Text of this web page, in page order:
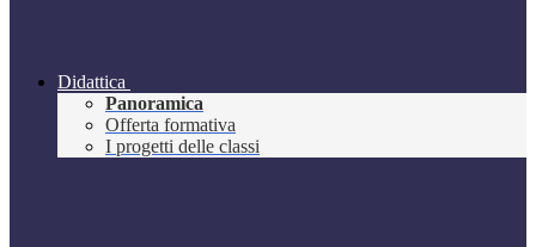
Didattica
Panoramica
Offerta formativa
I progetti delle classi